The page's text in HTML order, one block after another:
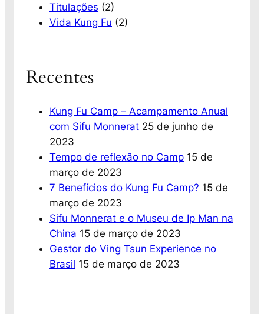
Titulações (2)
Vida Kung Fu (2)
Recentes
Kung Fu Camp – Acampamento Anual
com Sifu Monnerat 25 de junho de
2023
Tempo de reflexão no Camp 15 de
março de 2023
7 Benefícios do Kung Fu Camp? 15 de
março de 2023
Sifu Monnerat e o Museu de Ip Man na
China 15 de março de 2023
Gestor do Ving Tsun Experience no
Brasil 15 de março de 2023